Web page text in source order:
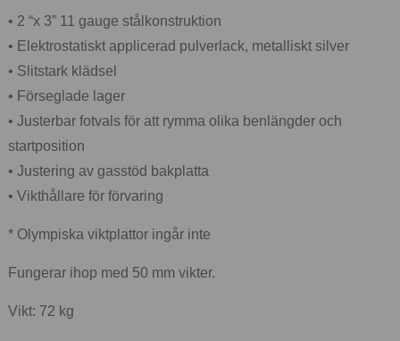
• 2 “x 3” 11 gauge stålkonstruktion
• Elektrostatiskt applicerad pulverlack, metalliskt silver
• Slitstark klädsel
• Förseglade lager
• Justerbar fotvals för att rymma olika benlängder och
startposition
• Justering av gasstöd bakplatta
• Vikthållare för förvaring
* Olympiska viktplattor ingår inte
Fungerar ihop med 50 mm vikter.
Vikt: 72 kg